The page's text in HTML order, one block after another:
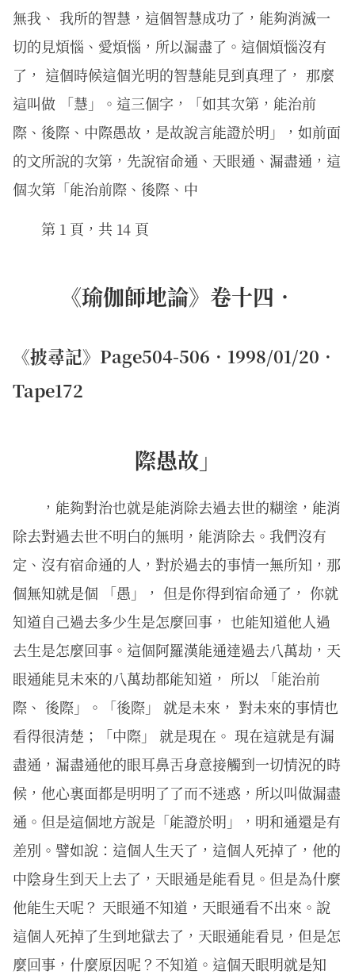
無我、 我所的智慧，這個智慧成功了，能夠消滅一
切的見煩惱、愛煩惱，所以漏盡了。這個煩惱沒有
了， 這個時候這個光明的智慧能見到真理了， 那麼
這叫做 「慧」。這三個字，「如其次第，能治前
際、後際、中際愚故，是故說言能證於明」，如前面
的文所說的次第，先說宿命通、天眼通、漏盡通，這
個次第「能治前際、後際、中
第 1 頁，共 14 頁
《瑜伽師地論》卷十四．
《披尋記》Page504-506．1998/01/20．
Tape172
際愚故」
，能夠對治也就是能消除去過去世的糊塗，能消
除去對過去世不明白的無明，能消除去。我們沒有
定、沒有宿命通的人，對於過去的事情一無所知，那
個無知就是個 「愚」， 但是你得到宿命通了， 你就
知道自己過去多少生是怎麼回事， 也能知道他人過
去生是怎麼回事。這個阿羅漢能通達過去八萬劫，天
眼通能見未來的八萬劫都能知道， 所以 「能治前
際、 後際」。「後際」 就是未來， 對未來的事情也
看得很清楚；「中際」 就是現在。 現在這就是有漏
盡通，漏盡通他的眼耳鼻舌身意接觸到一切情況的時
候，他心裏面都是明明了了而不迷惑，所以叫做漏盡
通。但是這個地方說是「能證於明」，明和通還是有
差別。譬如說：這個人生天了，這個人死掉了，他的
中陰身生到天上去了，天眼通是能看見。但是為什麼
他能生天呢？ 天眼通不知道，天眼通看不出來。說
這個人死掉了生到地獄去了，天眼通能看見，但是怎
麼回事，什麼原因呢？不知道。這個天眼明就是知